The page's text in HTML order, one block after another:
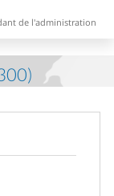
de l'administration